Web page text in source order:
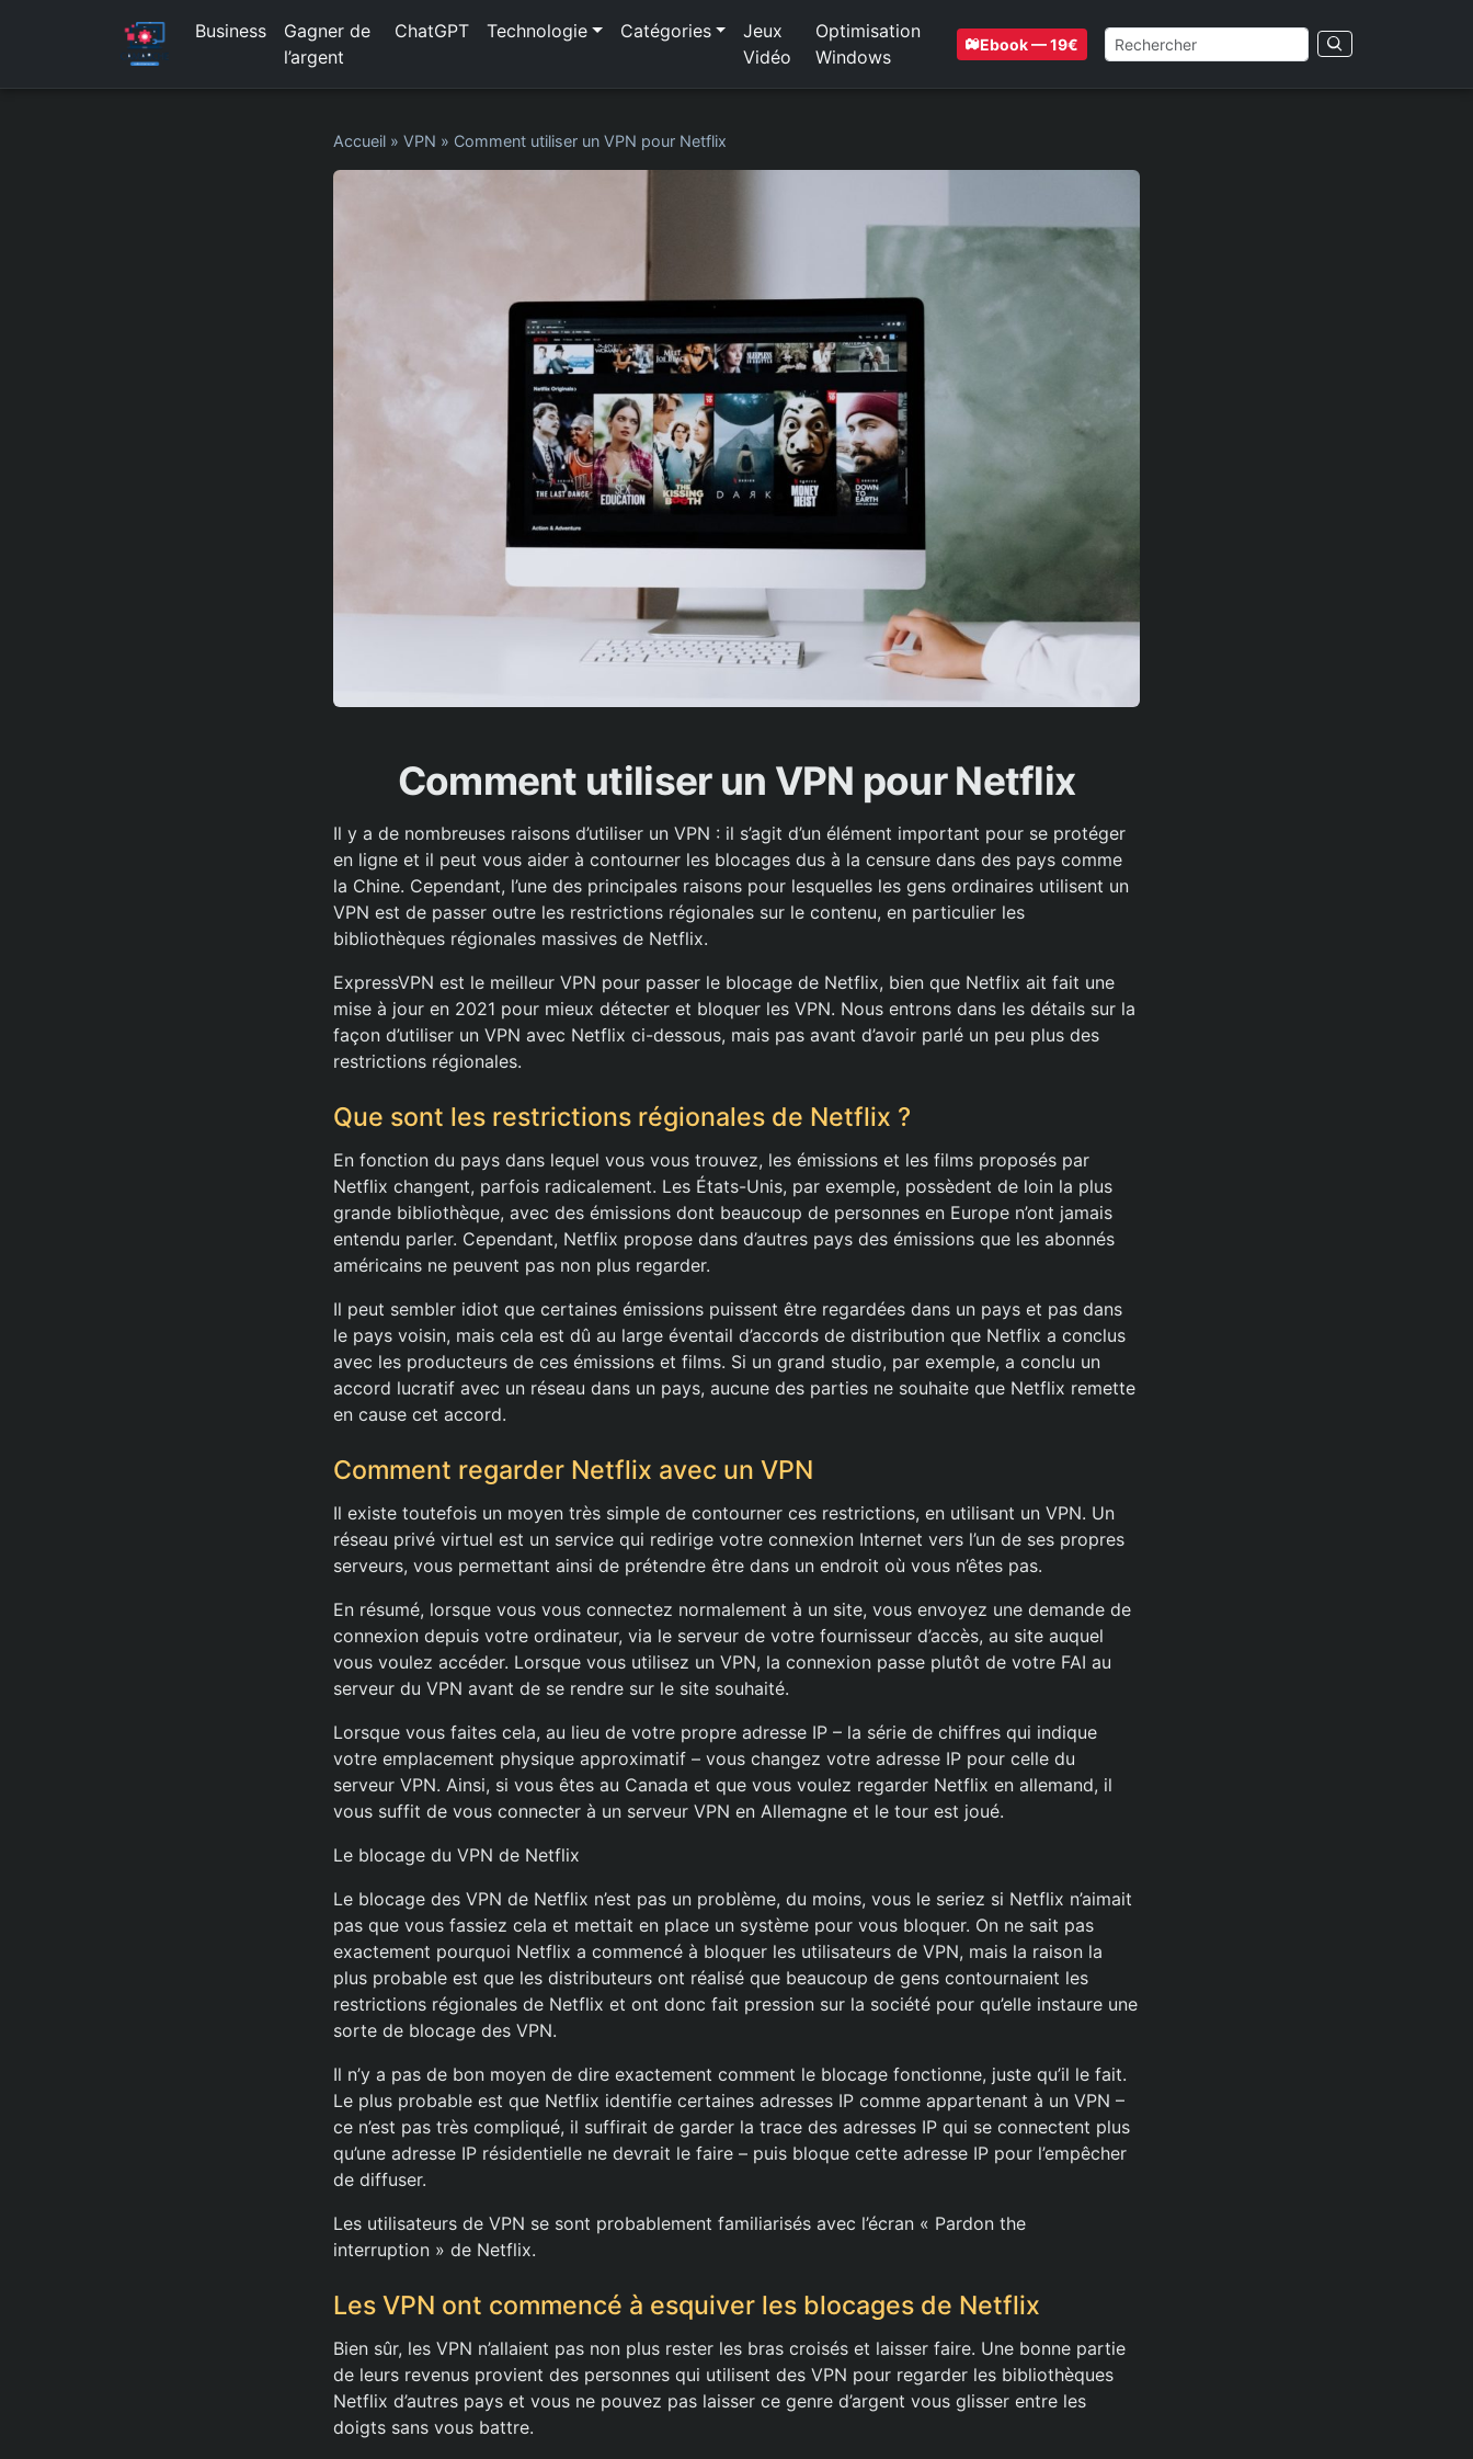
Business
Gagner de
l’argent
ChatGPT Technologie Catégories
Jeux
Vidéo
Optimisation
Windows
Ebook — 19€
Accueil » VPN » Comment utiliser un VPN pour Netflix
Comment utiliser un VPN pour Netflix
Il y a de nombreuses raisons d’utiliser un VPN : il s’agit d’un élément important pour se protéger
en ligne et il peut vous aider à contourner les blocages dus à la censure dans des pays comme
la Chine. Cependant, l’une des principales raisons pour lesquelles les gens ordinaires utilisent un
VPN est de passer outre les restrictions régionales sur le contenu, en particulier les
bibliothèques régionales massives de Netflix.
ExpressVPN est le meilleur VPN pour passer le blocage de Netflix, bien que Netflix ait fait une
mise à jour en 2021 pour mieux détecter et bloquer les VPN. Nous entrons dans les détails sur la
façon d’utiliser un VPN avec Netflix ci-dessous, mais pas avant d’avoir parlé un peu plus des
restrictions régionales.
Que sont les restrictions régionales de Netflix ?
En fonction du pays dans lequel vous vous trouvez, les émissions et les films proposés par
Netflix changent, parfois radicalement. Les États-Unis, par exemple, possèdent de loin la plus
grande bibliothèque, avec des émissions dont beaucoup de personnes en Europe n’ont jamais
entendu parler. Cependant, Netflix propose dans d’autres pays des émissions que les abonnés
américains ne peuvent pas non plus regarder.
Il peut sembler idiot que certaines émissions puissent être regardées dans un pays et pas dans
le pays voisin, mais cela est dû au large éventail d’accords de distribution que Netflix a conclus
avec les producteurs de ces émissions et films. Si un grand studio, par exemple, a conclu un
accord lucratif avec un réseau dans un pays, aucune des parties ne souhaite que Netflix remette
en cause cet accord.
Comment regarder Netflix avec un VPN
Il existe toutefois un moyen très simple de contourner ces restrictions, en utilisant un VPN. Un
réseau privé virtuel est un service qui redirige votre connexion Internet vers l’un de ses propres
serveurs, vous permettant ainsi de prétendre être dans un endroit où vous n’êtes pas.
En résumé, lorsque vous vous connectez normalement à un site, vous envoyez une demande de
connexion depuis votre ordinateur, via le serveur de votre fournisseur d’accès, au site auquel
vous voulez accéder. Lorsque vous utilisez un VPN, la connexion passe plutôt de votre FAI au
serveur du VPN avant de se rendre sur le site souhaité.
Lorsque vous faites cela, au lieu de votre propre adresse IP – la série de chiffres qui indique
votre emplacement physique approximatif – vous changez votre adresse IP pour celle du
serveur VPN. Ainsi, si vous êtes au Canada et que vous voulez regarder Netflix en allemand, il
vous suffit de vous connecter à un serveur VPN en Allemagne et le tour est joué.
Le blocage du VPN de Netflix
Le blocage des VPN de Netflix n’est pas un problème, du moins, vous le seriez si Netflix n’aimait
pas que vous fassiez cela et mettait en place un système pour vous bloquer. On ne sait pas
exactement pourquoi Netflix a commencé à bloquer les utilisateurs de VPN, mais la raison la
plus probable est que les distributeurs ont réalisé que beaucoup de gens contournaient les
restrictions régionales de Netflix et ont donc fait pression sur la société pour qu’elle instaure une
sorte de blocage des VPN.
Il n’y a pas de bon moyen de dire exactement comment le blocage fonctionne, juste qu’il le fait.
Le plus probable est que Netflix identifie certaines adresses IP comme appartenant à un VPN –
ce n’est pas très compliqué, il suffirait de garder la trace des adresses IP qui se connectent plus
qu’une adresse IP résidentielle ne devrait le faire – puis bloque cette adresse IP pour l’empêcher
de diffuser.
Les utilisateurs de VPN se sont probablement familiarisés avec l’écran « Pardon the
interruption » de Netflix.
Les VPN ont commencé à esquiver les blocages de Netflix
Bien sûr, les VPN n’allaient pas non plus rester les bras croisés et laisser faire. Une bonne partie
de leurs revenus provient des personnes qui utilisent des VPN pour regarder les bibliothèques
Netflix d’autres pays et vous ne pouvez pas laisser ce genre d’argent vous glisser entre les
doigts sans vous battre.